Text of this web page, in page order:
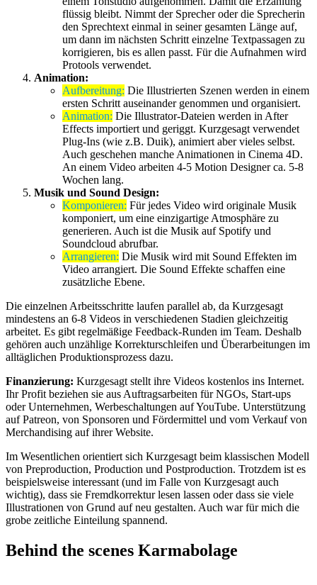
flüssig bleibt. Nimmt der Sprecher oder die Sprecherin
den Sprechtext einmal in seiner gesamten Länge auf,
um dann im nächsten Schritt einzelne Textpassagen zu
korrigieren, bis es allen passt. Für die Aufnahmen wird
Protools verwendet.
Animation:
Aufbereitung: Die Illustrierten Szenen werden in einem
ersten Schritt auseinander genommen und organisiert.
Animation: Die Illustrator-Dateien werden in After
Effects importiert und geriggt. Kurzgesagt verwendet
Plug-Ins (wie z.B. Duik), animiert aber vieles selbst.
Auch geschehen manche Animationen in Cinema 4D.
An einem Video arbeiten 4-5 Motion Designer ca. 5-8
Wochen lang.
Musik und Sound Design:
Komponieren: Für jedes Video wird originale Musik
komponiert, um eine einzigartige Atmosphäre zu
generieren. Auch ist die Musik auf Spotify und
Soundcloud abrufbar.
Arrangieren: Die Musik wird mit Sound Effekten im
Video arrangiert. Die Sound Effekte schaffen eine
zusätzliche Ebene.
Die einzelnen Arbeitsschritte laufen parallel ab, da Kurzgesagt
mindestens an 6-8 Videos in verschiedenen Stadien gleichzeitig
arbeitet. Es gibt regelmäßige Feedback-Runden im Team. Deshalb
gehören auch unzählige Korrekturschleifen und Überarbeitungen im
alltäglichen Produktionsprozess dazu.
Finanzierung: Kurzgesagt stellt ihre Videos kostenlos ins Internet.
Ihr Profit beziehen sie aus Auftragsarbeiten für NGOs, Start-ups
oder Unternehmen, Werbeschaltungen auf YouTube. Unterstützung
auf Patreon, von Sponsoren und Fördermittel und vom Verkauf von
Merchandising auf ihrer Website.
Im Wesentlichen orientiert sich Kurzgesagt beim klassischen Modell
von Preproduction, Production und Postproduction. Trotzdem ist es
beispielsweise interessant (und im Falle von Kurzgesagt auch
wichtig), dass sie Fremdkorrektur lesen lassen oder dass sie viele
Illustrationen von Grund auf neu gestalten. Auch war für mich die
grobe zeitliche Einteilung spannend.
Behind the scenes Karmabolage